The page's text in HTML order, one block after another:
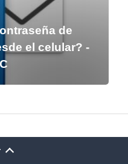
de
el celular? -